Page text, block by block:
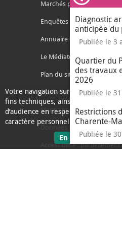
Votre navigation sur ce site
fins techniques, ainsi que des
d’audience en respect de la
caractère personnel.
En savoir plussur
Diagnostic
anticipée du
Publiée le 3
Quartier du
des travaux
2026
Publiée le
Restrictions
Charente-
Publiée le
Marchés publics
Enquêtes publiques
Annuaire des services
Le Médiateur de l'Agglo
Plan du site
Contacter l'agglo
Mentions légales
Accessibilité :